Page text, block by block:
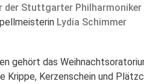
der Stuttgarter Philharmoniker
Lydia Schimmer
gehört das
Krippe, Kerzenschein und